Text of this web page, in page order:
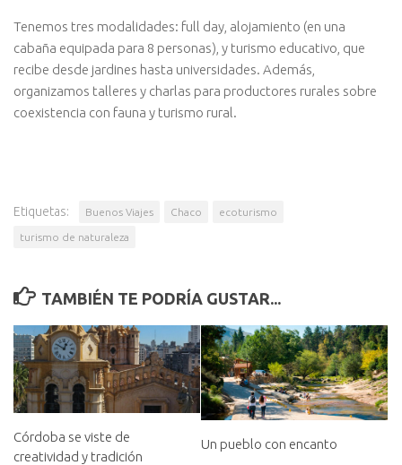
Tenemos tres modalidades: full day, alojamiento (en una
cabaña equipada para 8 personas), y turismo educativo, que
recibe desde jardines hasta universidades. Además,
organizamos talleres y charlas para productores rurales sobre
coexistencia con fauna y turismo rural.
Etiquetas: Buenos Viajes Chaco ecoturismo
turismo de naturaleza
TAMBIÉN TE PODRÍA GUSTAR...
Córdoba se viste de
creatividad y tradición
Un pueblo con encanto